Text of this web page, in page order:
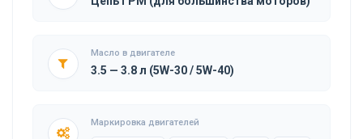
Масло в двигателе
3.5 — 3.8 л (5W-30 / 5W-40)
Маркировка двигателей